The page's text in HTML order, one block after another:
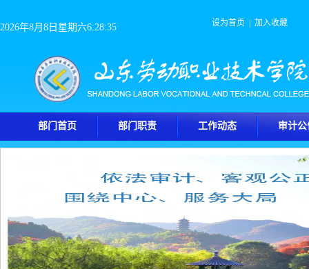
2026年8月8日星期六6:28:36 设为首页 加入收藏
部门首页 部门职责 工作动态 审计